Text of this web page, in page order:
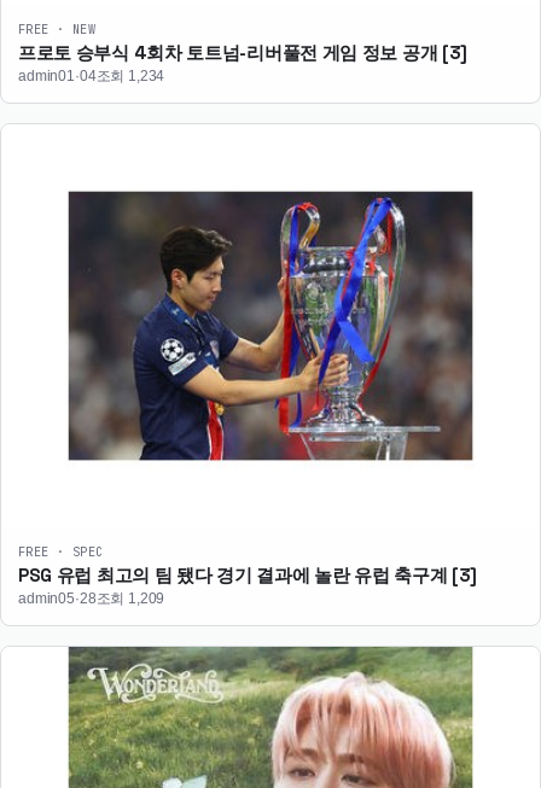
FREE · NEW
프로토 승부식 4회차 토트넘-리버풀전 게임 정보 공개 [3]
admin01·04조회 1,234
FREE · SPEC
PSG 유럽 최고의 팀 됐다 경기 결과에 놀란 유럽 축구계 [3]
admin05·28조회 1,209